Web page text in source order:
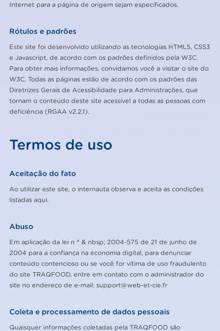
Internet para a página de origem sejam especificados.
Rótulos e padrões
Este site foi desenvolvido utilizando as tecnologias HTML5, CSS3
e Javascript, de acordo com os padrões definidos pela W3C.
Para obter mais informações, convidamos você a visitar o site do
W3C. Todas as páginas estão de acordo com os padrões das
Diretrizes Gerais de Acessibilidade para Administrações, que
tornam o conteúdo deste site acessível a todas as pessoas com
deficiência (RGAA v2.2.1).
Termos de uso
Aceitação do fato
Ao utilizar este site, o internauta observa e aceita as condições
listadas aqui.
Abuso
Em aplicação da lei n ° & nbsp; 2004-575 de 21 de junho de
2004 para a confiança na economia digital, para denunciar
conteúdo contencioso ou se você for vítima de uso fraudulento
do site TRAQFOOD, entre em contato com o administrador do
site no endereço de e-mail: support@web-et-cie.fr
Coleta e processamento de dados pessoais
Quaisquer informações coletadas pela TRAQFOOD são